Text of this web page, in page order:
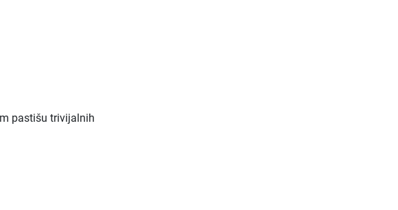
pastišu trivijalnih